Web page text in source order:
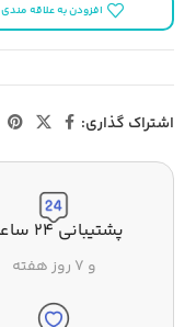
افزودن به علاقه مندی
اشتراک گذاری:
پشتیبانی ۲۴ ساعته
و ۷ روز هفته